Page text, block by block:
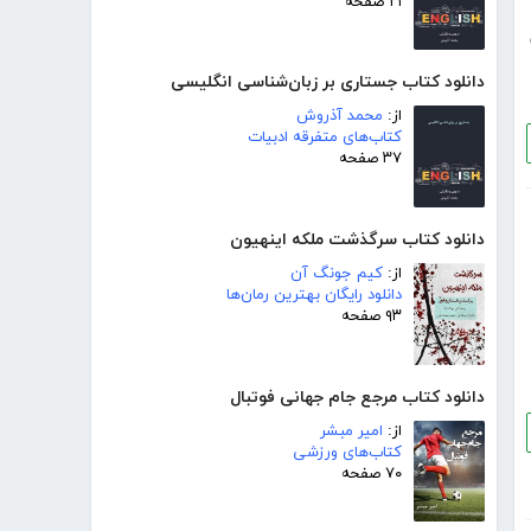
دانلود کتاب جستاری بر زبان‌شناسی انگلیسی
از: محمد آذروش
کتاب‌های متفرقه ادبیات
۳۷ صفحه
دانلود کتاب سرگذشت ملکه اینهیون
از: کیم جونگ آن
دانلود رایگان بهترین رمان‌ها
۹۳ صفحه
دانلود کتاب مرجع جام جهانی فوتبال
از: امیر مبشر
کتاب‌های ورزشی
۷۰ صفحه